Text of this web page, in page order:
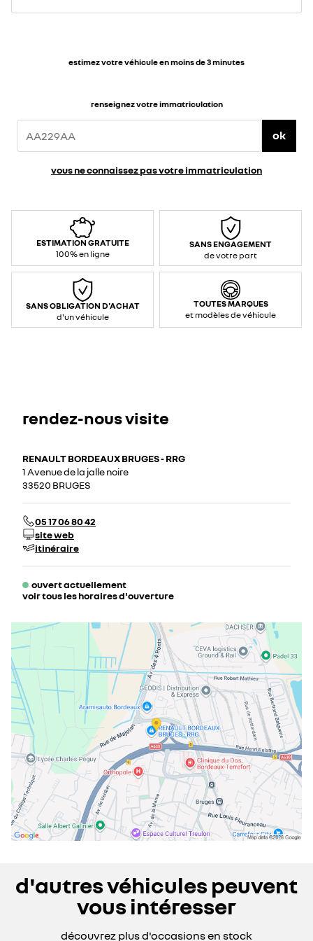
estimez votre véhicule en moins de 3 minutes
renseignez votre immatriculation
ok
vous ne connaissez pas votre immatriculation
ESTIMATION GRATUITE
100% en ligne
SANS ENGAGEMENT
de votre part
SANS OBLIGATION D'ACHAT
d'un véhicule
TOUTES MARQUES
et modèles de véhicule
rendez-nous visite
RENAULT BORDEAUX BRUGES - RRG
1 Avenue de la jalle noire
33520 BRUGES
05 17 06 80 42
site web
itinéraire
ouvert actuellement
voir tous les horaires d'ouverture
mardi
08:30 - 19:00
mercredi
08:30 - 19:00
jeudi
08:30 - 19:00
08:30 - 19:00
samedi
09:00 - 18:00
dimanche
fermé
d'autres véhicules peuvent
vous intéresser
découvrez plus d'occasions en stock